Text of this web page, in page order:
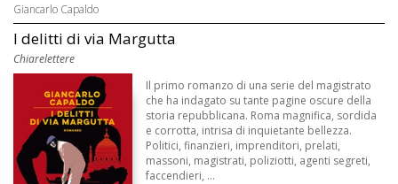
Giancarlo Capaldo
I delitti di via Margutta
Chiarelettere
Il primo romanzo di una serie del magistrato
che ha indagato su tante pagine oscure della
storia repubblicana. Roma magnifica, sordida
e corrotta, intrisa di inquietante bellezza.
Politici, finanzieri, imprenditori, prelati,
massoni, magistrati, poliziotti, agenti segreti,
faccendieri, ...